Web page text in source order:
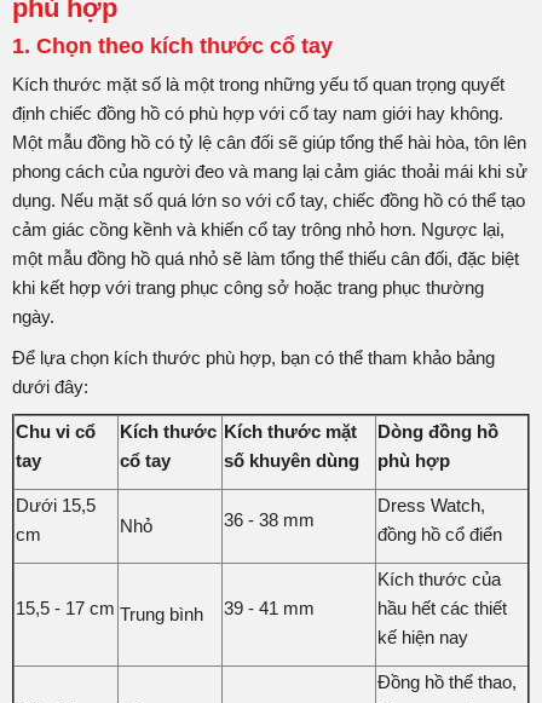
phù hợp
1. Chọn theo kích thước cổ tay
Kích thước mặt số là một trong những yếu tố quan trọng quyết
định chiếc đồng hồ có phù hợp với cổ tay nam giới hay không.
Một mẫu đồng hồ có tỷ lệ cân đối sẽ giúp tổng thể hài hòa, tôn lên
phong cách của người đeo và mang lại cảm giác thoải mái khi sử
dụng. Nếu mặt số quá lớn so với cổ tay, chiếc đồng hồ có thể tạo
cảm giác cồng kềnh và khiến cổ tay trông nhỏ hơn. Ngược lại,
một mẫu đồng hồ quá nhỏ sẽ làm tổng thể thiếu cân đối, đặc biệt
khi kết hợp với trang phục công sở hoặc trang phục thường
ngày.
Để lựa chọn kích thước phù hợp, bạn có thể tham khảo bảng
dưới đây:
Chu vi cổ
tay
Kích thước
cổ tay
Kích thước mặt
số khuyên dùng
Dòng đồng hồ
phù hợp
Dưới 15,5
cm
Nhỏ 36 - 38 mm
Dress Watch,
đồng hồ cổ điển
15,5 - 17 cm Trung bình 39 - 41 mm
Kích thước của
hầu hết các thiết
kế hiện nay
Đồng hồ thể thao,